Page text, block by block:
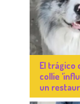
El trágico
collie
un